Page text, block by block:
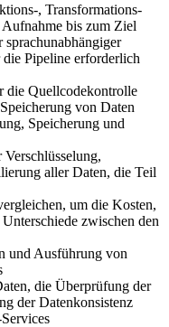
, Transformations-
bis zum Ziel
Pipeline erforderlich
die Quellcodekontrolle
von Daten
Speicherung und
aller Daten, die Teil
um die Kosten,
zwischen den
und Ausführung von
die Überprüfung der
der Datenkonsistenz